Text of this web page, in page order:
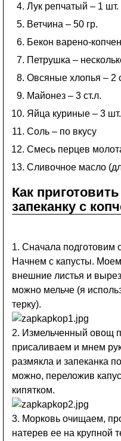
Лук репчатый – 1 шт.
Ветчина – 50 гр.
Бекон варено-
Петрушка –
Овсяные хлопья – 2
Майонез – 3 ст.л.
Яйца куриные – 3 шт.
Соль – по вкусу
Смесь перцев
Сливочное масло
Как
запеканку с
1. Сначала подготовим
Начнем с капусты.
внешние листья и
можно мельче (я
терку).
2. Измельченный овощ
присаливаем и мнем
размякла и запеканка
можно, переложив
кипятком.
3. Морковь очищаем,
натерев ее на крупной